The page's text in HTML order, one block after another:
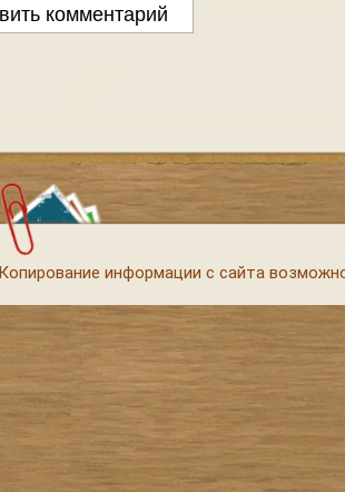
Копирование информации с сайта